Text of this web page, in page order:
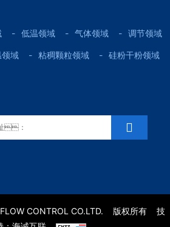
低温领域 气体领域 调节领域
域 粘稠颗粒领域 硅粉干粉领域
CONTROL CO.LTD. 版权所有
技